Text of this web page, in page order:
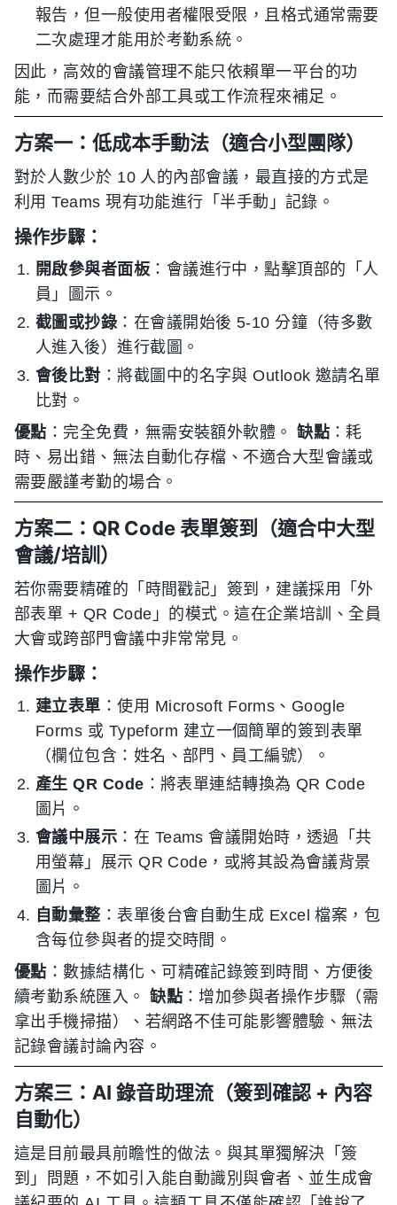
報告，但一般使用者權限受限，且格式通常需要
二次處理才能用於考勤系統。
因此，高效的會議管理不能只依賴單一平台的功
能，而需要結合外部工具或工作流程來補足。
方案一：低成本手動法（適合小型團隊）
對於人數少於 10 人的內部會議，最直接的方式是
利用 Teams 現有功能進行「半手動」記錄。
操作步驟：
開啟參與者面板 ：會議進行中，點擊頂部的「人
員」圖示。
截圖或抄錄 ：在會議開始後 5-10 分鐘（待多數
人進入後）進行截圖。
會後比對 ：將截圖中的名字與 Outlook 邀請名單
比對。
優點 ：完全免費，無需安裝額外軟體。缺點 ：耗
時、易出錯、無法自動化存檔、不適合大型會議或
需要嚴謹考勤的場合。
方案二：QR Code 表單簽到（適合中大型
會議/培訓）
若你需要精確的「時間戳記」簽到，建議採用「外
部表單 + QR Code」的模式。這在企業培訓、全員
大會或跨部門會議中非常常見。
操作步驟：
建立表單 ：使用 Microsoft Forms、Google
Forms 或 Typeform 建立一個簡單的簽到表單
（欄位包含：姓名、部門、員工編號）。
產生 QR Code ：將表單連結轉換為 QR Code
圖片。
會議中展示 ：在 Teams 會議開始時，透過「共
用螢幕」展示 QR Code，或將其設為會議背景
圖片。
自動彙整：表單後台會自動生成 Excel 檔案，包
含每位參與者的提交時間。
優點 ：數據結構化、可精確記錄簽到時間、方便後
續考勤系統匯入。缺點：增加參與者操作步驟（需
拿出手機掃描）、若網路不佳可能影響體驗、無法
記錄會議討論內容。
方案三：AI 錄音助理流（簽到確認 + 內容
自動化）
這是目前最具前瞻性的做法。與其單獨解決「簽
到」問題，不如引入能自動識別與會者、並生成會